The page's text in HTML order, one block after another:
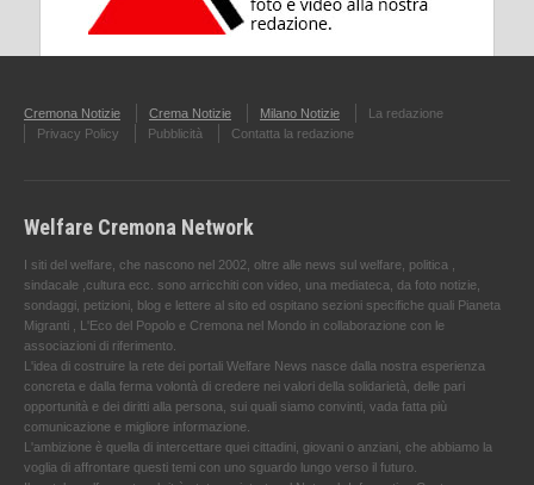
Cremona Notizie Crema Notizie Milano Notizie
La redazione
Privacy Policy
Pubblicità Contatta la redazione
Welfare Cremona Network
I siti del welfare, che nascono nel 2002, oltre alle news sul welfare, politica ,
sindacale ,cultura ecc. sono arricchiti con video, una mediateca, da foto notizie,
sondaggi, petizioni, blog e lettere al sito ed ospitano sezioni specifiche quali Pianeta
Migranti , L'Eco del Popolo e Cremona nel Mondo in collaborazione con le
associazioni di riferimento.
L'idea di costruire la rete dei portali Welfare News nasce dalla nostra esperienza
concreta e dalla ferma volontà di credere nei valori della solidarietà, delle pari
opportunità e dei diritti alla persona, sui quali siamo convinti, vada fatta più
comunicazione e migliore informazione.
L'ambizione è quella di intercettare quei cittadini, giovani o anziani, che abbiamo la
voglia di affrontare questi temi con uno sguardo lungo verso il futuro.